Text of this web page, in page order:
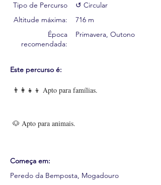
Tipo de Percurso
Altitude máxima:
Época
recomendada:
↺ Circular
716 m
Primavera, Outono
Este percurso é:
👨‍👩‍👧‍👦 Apto para famílias.
🐶 Apto para animais.
Começa em:
Peredo da Bemposta, Mogadouro